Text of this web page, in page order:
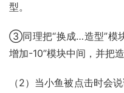
型。
③同理把“换成…造型”模
增加-10”模块中间，并把
（2）当小鱼被点击时会